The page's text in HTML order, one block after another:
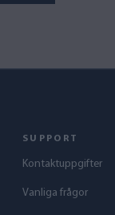
SUPPORT
Kontaktuppgifter
Vanliga frågor